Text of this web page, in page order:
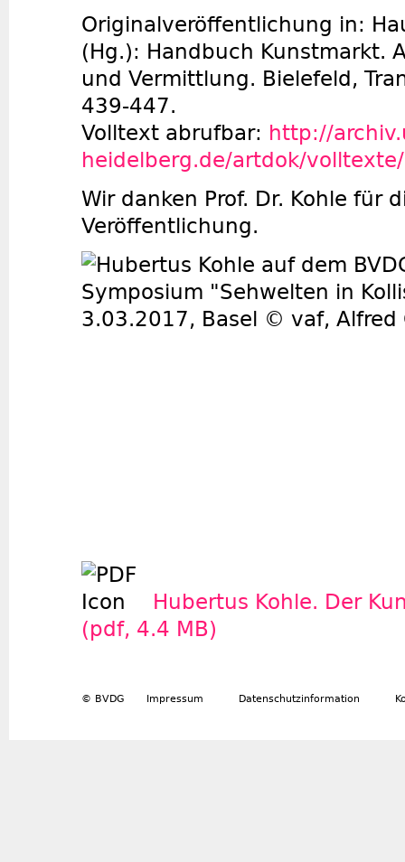
Originalveröffentlichung in:
(Hg.): Handbuch Kunstmarkt.
und Vermittlung. Bielefeld,
439-447.
Volltext abrufbar: http://
heidelberg.de/artdok/
Wir danken Prof. Dr. Kohle für
Veröffentlichung.
Hubertus Kohle. Der
(pdf, 4.4 MB)
© BVDG Impressum Datenschutzinformation